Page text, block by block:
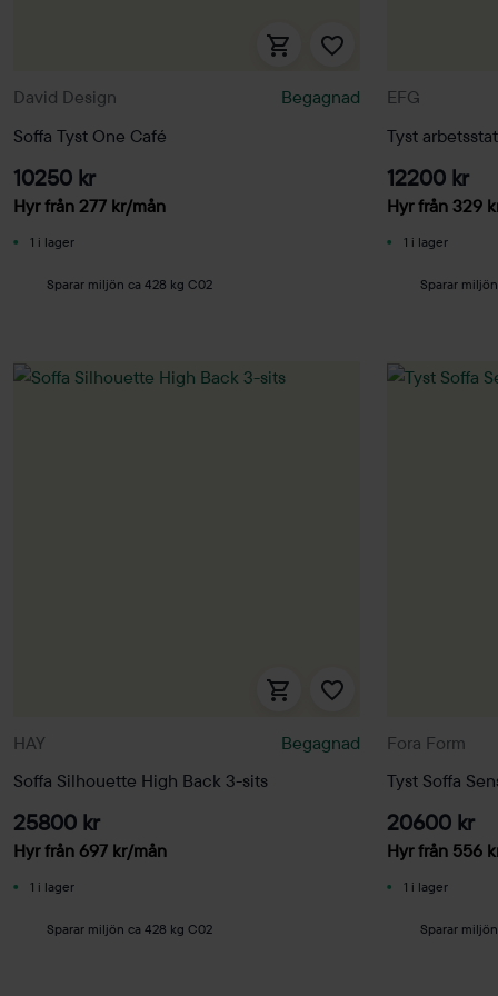
David Design
Begagnad
Soffa Tyst One Café
10250 kr
Hyr från 277 kr/mån
1 i lager
Sparar miljön ca 428 kg C02
EFG
Tyst
12200 kr
Hyr från 329
1 i lager
Sparar
HAY
Begagnad
Soffa Silhouette High Back 3-sits
25800 kr
Hyr från 697 kr/mån
1 i lager
Sparar miljön ca 428 kg C02
Fora Form
Tyst Soffa
20600 kr
Hyr från 556
1 i lager
Sparar